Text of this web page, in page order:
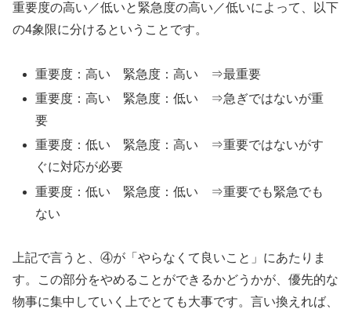
重要度の高い／低いと緊急度の高い／低いによって、以下
の4象限に分けるということです。
重要度：高い 緊急度：高い ⇒最重要
重要度：高い 緊急度：低い ⇒急ぎではないが重
要
重要度：低い 緊急度：高い ⇒重要ではないがす
ぐに対応が必要
重要度：低い 緊急度：低い ⇒重要でも緊急でも
ない
上記で言うと、④が「やらなくて良いこと」にあたりま
す。この部分をやめることができるかどうかが、優先的な
物事に集中していく上でとても大事です。言い換えれば、